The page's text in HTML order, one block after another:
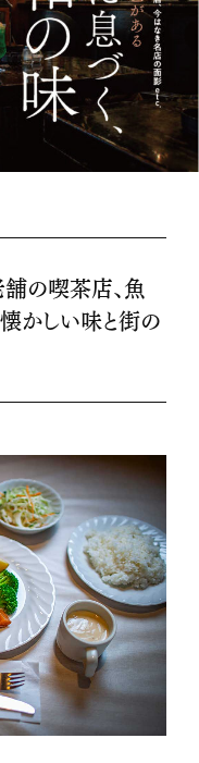
の喫茶店、魚
かしい味と街の